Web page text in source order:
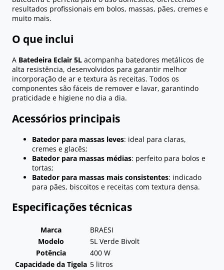
resultados profissionais em bolos, massas, pães, cremes e
muito mais.
O que inclui
A Batedeira Eclair 5L acompanha batedores metálicos de
alta resistência, desenvolvidos para garantir melhor
incorporação de ar e textura às receitas. Todos os
componentes são fáceis de remover e lavar, garantindo
praticidade e higiene no dia a dia.
Acessórios principais
Batedor para massas leves: ideal para claras,
cremes e glacês;
Batedor para massas médias: perfeito para bolos e
tortas;
Batedor para massas mais consistentes: indicado
para pães, biscoitos e receitas com textura densa.
Especificações técnicas
Marca
BRAESI
Modelo
5L Verde Bivolt
Potência
400 W
Capacidade da Tigela 5 litros